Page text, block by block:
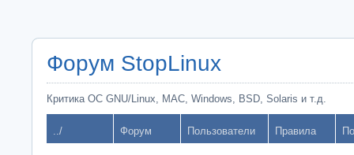
Форум StopLinux
Критика ОС GNU/Linux, MAC, Windows, BSD, Solaris и т.д.
../ Форум Пользователи Правила